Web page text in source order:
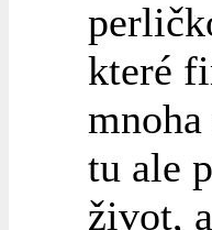
které
tu ale
život,